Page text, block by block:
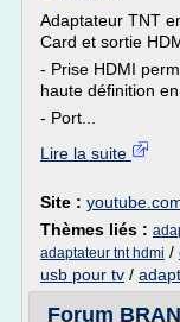
Adaptateur TNT
Card et sortie
- Prise HDMI
haute définition
- Port...
Lire la suite
Site :
Thèmes liés :
adaptateur tnt hdmi /
usb pour tv /
Forum